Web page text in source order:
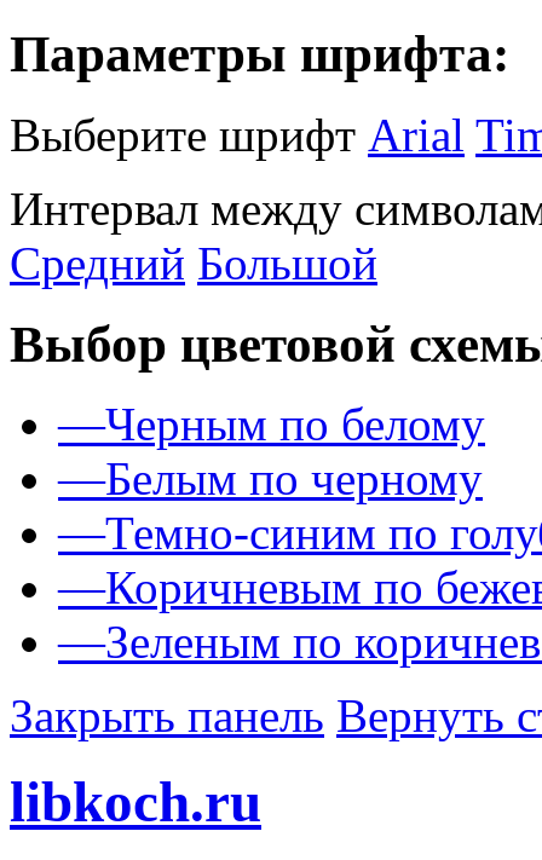
Параметры шрифта:
Выберите шрифт Arial
Интервал между
Средний Большой
Выбор цветовой
—Черным по белому
—Белым по черному
—Темно-синим по
—Коричневым по
—Зеленым по
Закрыть панель Вернуть
libkoch.ru